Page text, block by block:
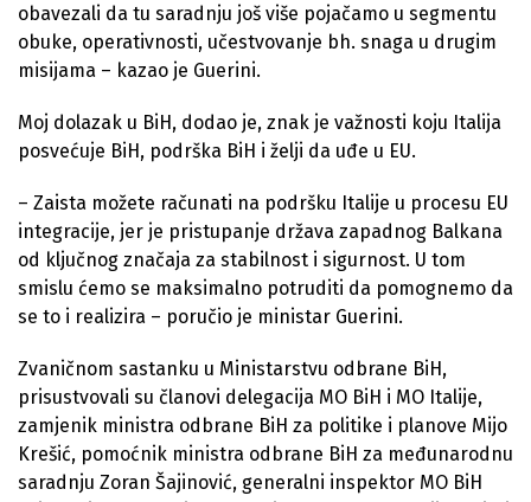
obavezali da tu saradnju još više pojačamo u segmentu
obuke, operativnosti, učestvovanje bh. snaga u drugim
misijama – kazao je Guerini.
Moj dolazak u BiH, dodao je, znak je važnosti koju Italija
posvećuje BiH, podrška BiH i želji da uđe u EU.
– Zaista možete računati na podršku Italije u procesu EU
integracije, jer je pristupanje država zapadnog Balkana
od ključnog značaja za stabilnost i sigurnost. U tom
smislu ćemo se maksimalno potruditi da pomognemo da
se to i realizira – poručio je ministar Guerini.
Zvaničnom sastanku u Ministarstvu odbrane BiH,
prisustvovali su članovi delegacija MO BiH i MO Italije,
zamjenik ministra odbrane BiH za politike i planove Mijo
Krešić, pomoćnik ministra odbrane BiH za međunarodnu
saradnju Zoran Šajinović, generalni inspektor MO BiH